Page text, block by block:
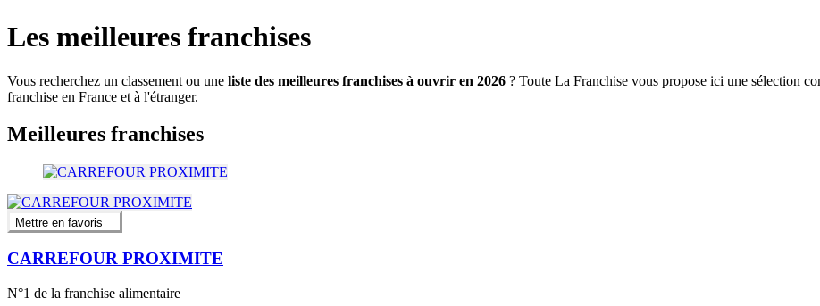
Les meilleures franchises
Vous recherchez un classement ou une liste des meilleures franchises à ouvrir en 2026 ? Toute La Franchise vous propose ici une sélection
franchise en France et à l'étranger.
Meilleures franchises
Mettre en favoris
CARREFOUR PROXIMITE
N°1 de la franchise alimentaire